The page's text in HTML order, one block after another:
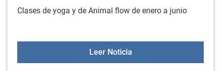
Clases de yoga y de Animal flow de enero a junio
Leer NoticiaNuevas actividades